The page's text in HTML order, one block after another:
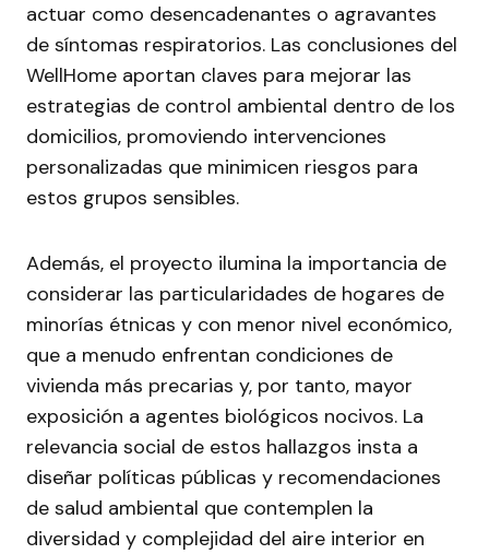
actuar como desencadenantes o agravantes
de síntomas respiratorios. Las conclusiones del
WellHome aportan claves para mejorar las
estrategias de control ambiental dentro de los
domicilios, promoviendo intervenciones
personalizadas que minimicen riesgos para
estos grupos sensibles.
Además, el proyecto ilumina la importancia de
considerar las particularidades de hogares de
minorías étnicas y con menor nivel económico,
que a menudo enfrentan condiciones de
vivienda más precarias y, por tanto, mayor
exposición a agentes biológicos nocivos. La
relevancia social de estos hallazgos insta a
diseñar políticas públicas y recomendaciones
de salud ambiental que contemplen la
diversidad y complejidad del aire interior en